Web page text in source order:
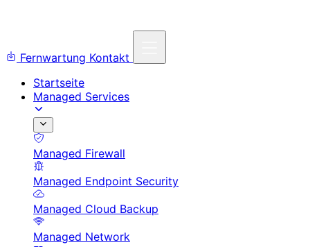
Fernwartung Kontakt
Startseite
Managed Services
Managed Firewall
Managed Endpoint Security
Managed Cloud Backup
Managed Network